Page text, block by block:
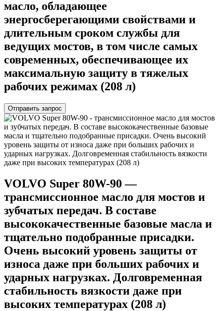
масло, обладающее
энергосберегающими свойствами и
длительным сроком службы для
ведущих мостов, в том числе самых
современных, обеспечивающее их
максимальную защиту в тяжелых
рабочих режимах (208 л)
Отправить запрос
VOLVO Super 80W-90 —
трансмиссионное масло для мостов и
зубчатых передач. В составе
высококачественные базовые масла и
тщательно подобранные присадки.
Очень высокий уровень защиты от
износа даже при больших рабочих и
ударных нагрузках. Долговременная
стабильность вязкости даже при
высоких температурах (208 л)